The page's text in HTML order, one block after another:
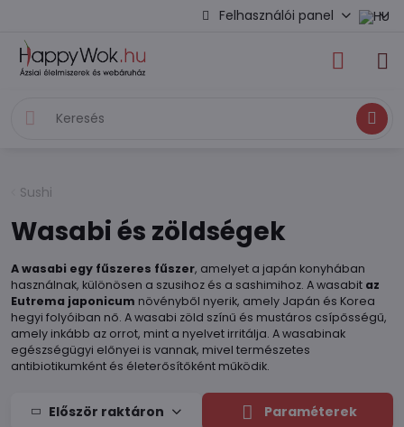
Felhasználói panel
Keresés
Sushi
Wasabi és zöldségek
A wasabi egy fűszeres fűszer, amelyet a japán konyhában
használnak, különösen a szusihoz és a sashimihoz. A wasabit az
Eutrema japonicum növényből nyerik, amely Japán és Korea
hegyi folyóiban nő. A wasabi zöld színű és mustáros csípősségű,
amely inkább az orrot, mint a nyelvet irritálja. A wasabinak
egészségügyi előnyei is vannak, mivel természetes
antibiotikumként és életerősítőként működik.
Először raktáron Paraméterek